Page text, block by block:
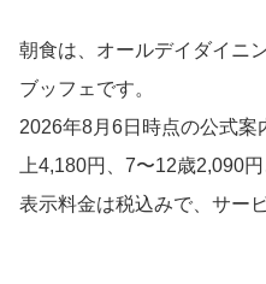
朝食は、オールデイダイニ
ブッフェです。
2026年8月6日時点の公式案
上4,180円、7〜12歳2,090
表示料金は税込みで、サー